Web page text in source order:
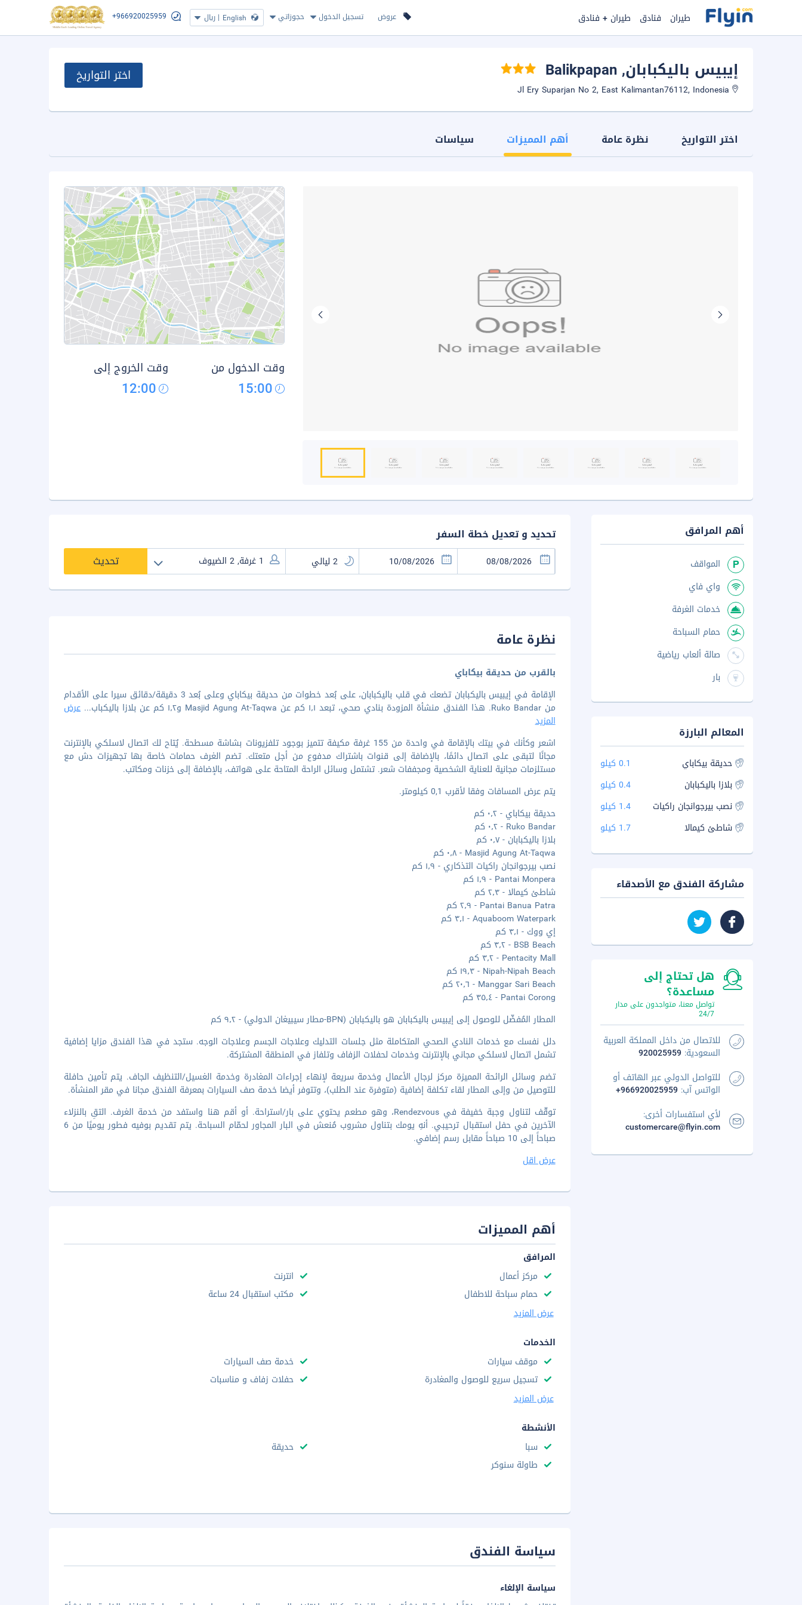
عروض تسجيل الدخول حجوزاتي English
| ريال +966920025959 طيران فنادق طيران + فنادق
إيبيس باليكبابان, Balikpapan اختر التواريخ
اختر التواريخ نظرة عامة أهم المميزات سياسات
وقت الدخول من
15:00
وقت الخروج إلى
12:00
تحديد و تعديل خطة السفر
تحديث
نظرة عامة
بالقرب من حديقة بيكاباي
الإقامة في إيبيس باليكبابان تضعك في قلب باليكبابان، على بُعد خطوات من حديقة بيكاباي وعلى بُعد 3 دقيقة/دقائق سيرا على الأقدام
من Ruko Bandar. هذا الفندق منشأة المزودة بنادي صحي، تبعد ١٫١ كم عن Masjid Agung At-Taqwa و١٫٢ كم عن بلازا باليكباب
... عرض
المزيد
اشعر وكأنك في بيتك بالإقامة في واحدة من 155 غرفة مكيفة تتميز بوجود تلفزيونات بشاشة مسطحة. يُتاح لك اتصال لاسلكي بالإنترنت
مجانًا لتبقى على اتصال دائمًا، بالإضافة إلى قنوات باشتراك مدفوع من أجل متعتك. تضم الغرف حمامات خاصة بها تجهيزات دش مع
مستلزمات مجانية للعناية الشخصية ومجففات شعر. تشتمل وسائل الراحة المتاحة على هواتف، بالإضافة إلى خزنات ومكاتب.
يتم عرض المسافات وفقا لأقرب 0,1 كيلومتر.
حديقة بيكاباي - ٠٫٢ كم
Ruko Bandar - ٠٫٢ كم
بلازا باليكبابان - ٠٫٧ كم
Masjid Agung At-Taqwa - ٠٫٨ كم
نصب بيرجوانجان راكيات التذكاري - ١٫٩ كم
Pantai Monpera - ١٫٩ كم
شاطئ كيمالا - ٢٫٣ كم
Pantai Banua Patra - ٢٫٩ كم
Aquaboom Waterpark - ٣٫١ كم
إي ووك - ٣٫١ كم
BSB Beach - ٣٫٢ كم
Pentacity Mall - ٣٫٢ كم
Nipah-Nipah Beach - ١٩٫٣ كم
Manggar Sari Beach - ٢٠٫٦ كم
Pantai Corong - ٣٥٫٤ كم
المطار المُفضّل للوصول إلى إيبيس باليكبابان هو باليكبابان (BPN-مطار سيبيغان الدولي) - ٩٫٢ كم
دلل نفسك مع خدمات النادي الصحي المتكاملة مثل جلسات التدليك وعلاجات الجسم وعلاجات الوجه. ستجد في هذا الفندق مزايا إضافية
تشمل اتصال لاسلكي مجاني بالإنترنت وخدمات لحفلات الزفاف وتلفاز في المنطقة المشتركة.
تضم وسائل الرائحة المميزة مركز لرجال الأعمال وخدمة سريعة لإنهاء إجراءات المغادرة وخدمة الغسيل/التنظيف الجاف. يتم تأمين حافلة
للتوصيل من وإلى المطار لقاء تكلفة إضافية (متوفرة عند الطلب)، وتتوفر أيضا خدمة صف السيارات بمعرفة الفندق مجانا في مقر المنشأة.
توقّف لتناول وجبة خفيفة في Rendezvous، وهو مطعم يحتوي على بار/استراحة. أو أقم هنا واستفد من خدمة الغرف. التقِ بالنزلاء
الآخرين في حفل استقبال ترحيبي. أنهِ يومك بتناول مشروب مُنعش في البار المجاور لحمّام السباحة. يتم تقديم بوفيه فطور يوميًا من 6
صباحاً إلى 10 صباحاً مقابل رسم إضافي.
عرض اقل
أهم المميزات
المرافق
مركز أعمال
انترنت
حمام سباحة للاطفال
مكتب استقبال 24 ساعة
عرض المزيد
الخدمات
موقف سيارات
خدمة صف السيارات
تسجيل سريع للوصول والمغادرة
حفلات زفاف و مناسبات
عرض المزيد
الأنشطة
سبا
حديقة
طاولة سنوكر
سياسة الفندق
سياسة الإلغاء
أهم المرافق
المواقف
واي فاي
خدمات الغرفة
حمام السباحة
صالة ألعاب رياضية
بار
المعالم البارزة
حديقة بيكاباي
0.1 كيلو
بلازا باليكبابان
0.4 كيلو
نصب بيرجوانجان راكيات
1.4 كيلو
شاطئ كيمالا
1.7 كيلو
مشاركة الفندق مع الأصدقاء
هل تحتاج إلى
مساعدة؟
تواصل معنا، متواجدون على مدار
24/7
للاتصال من داخل المملكة العربية
السعودية: 920025959
للتواصل الدولي عبر الهاتف أو
الواتس آب: +966920025959
لأي استفسارات أخرى:
customercare@flyin.com